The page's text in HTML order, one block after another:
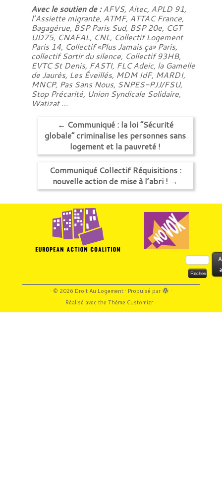
Avec le soutien de : AFVS, Aitec, APLD 91,
l’Assiette migrante, ATMF, ATTAC France,
Bagagérue, BSP Paris Sud, BSP 20e, CGT
UD75, CNAFAL, CNL, Collectif Logement
Paris 14, Collectif «Plus Jamais ça» Paris,
collectif Sortir du silence, Collectif 93HB,
EVTC St Denis, FASTI, FLC Adeic, la Gamelle
de Jaurès, Les Éveillés, MDM IdF, MARDI,
MNCP, Pas Sans Nous, SNPES-PJJ/FSU,
Stop Précarité, Union Syndicale Solidaire,
Watizat …
← Communiqué : la loi “Sécurité
globale” criminalise les personnes sans
logement et la pauvreté !
Communiqué Collectif Réquisitions :
nouvelle action de mise à l’abri ! →
Rechercher :
· © 2026 Droit Au Logement· Propulsé par
·
Réalisé avec theThème Customizr·